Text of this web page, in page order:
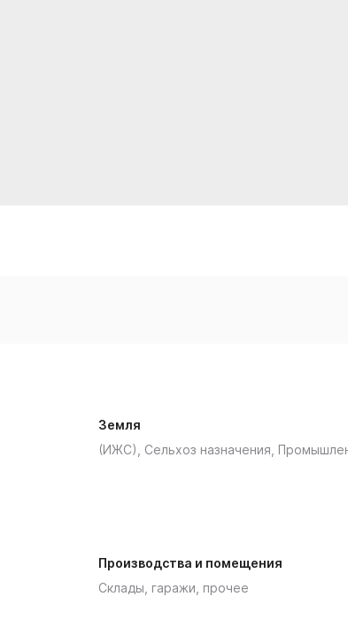
Земля
(ИЖС), Сельхоз назначения,
Производства и помещения
Склады, гаражи, прочее